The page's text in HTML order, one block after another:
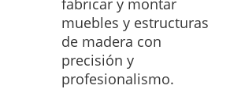
fabricar y montar
muebles y estructuras
de madera con
precisión y
profesionalismo.